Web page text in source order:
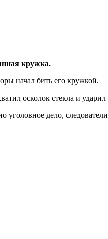
кружка.
начал бить его кружкой.
осколок стекла и
дело,